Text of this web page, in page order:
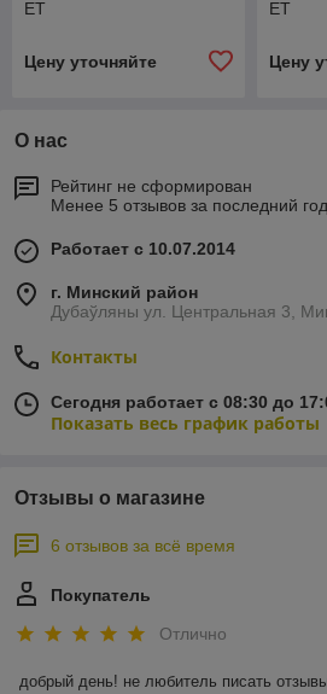
ET
Цену уточняйте
ET
Цену
О нас
Рейтинг не сформирован
Менее 5 отзывов за последний год
Работает с 10.07.2014
г. Минский район
Дубаўляны ул. Центральная 3,
Контакты
Сегодня работает с 08:30 до
Показать весь график работы
Отзывы о магазине
6 отзывов за всё время
Покупатель
Отлично
добрый день! не любитель писать